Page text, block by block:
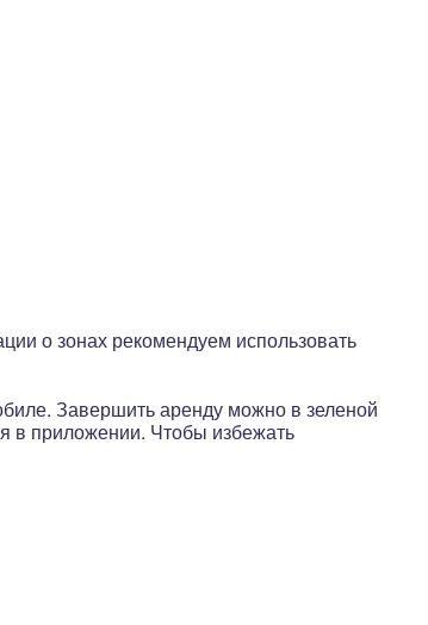
о зонах рекомендуем использовать
Завершить аренду можно в зеленой
в приложении. Чтобы избежать